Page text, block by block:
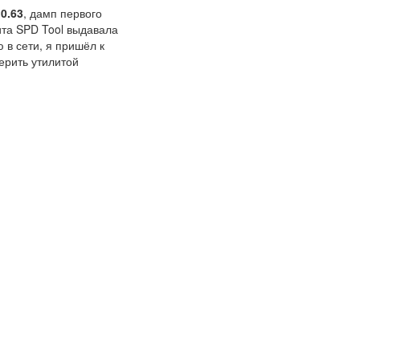
, дамп первого
SPD Tool выдавала
сети, я пришёл к
утилитой